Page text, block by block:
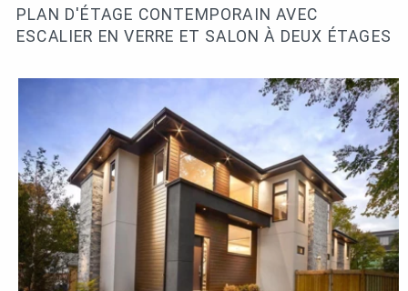
PLAN D'ÉTAGE CONTEMPORAIN AVEC
ESCALIER EN VERRE ET SALON À DEUX ÉTAGES